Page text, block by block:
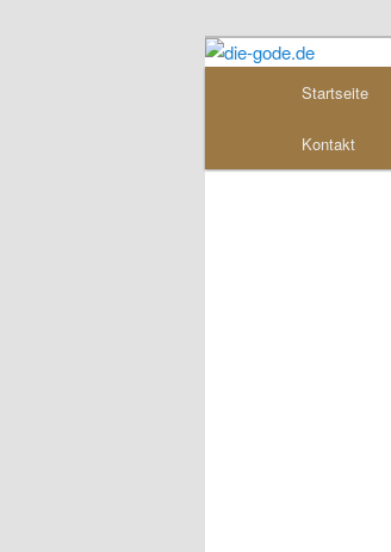
die-
Startseite
Kontakt